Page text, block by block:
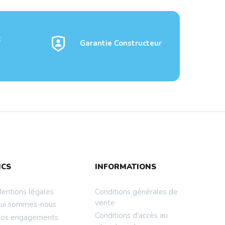
Band Wi-Fi 6 Rout...
Garantie Constructeur
légales
sommes-nous
engagements
INFORMATIONS
Conditions générales de
vente
Conditions d'accès au